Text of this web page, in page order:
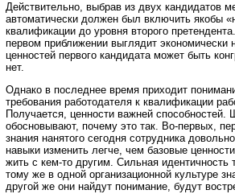
Действительно, выбрав из двух кандидатов
автоматически должен был включить якобы
квалификации до уровня второго
первом приближении выглядит
ценностей первого кандидата может быть
нет.
Однако в последнее время приходит
требования работодателя к квалификации
Получается, ценности важней
обосновывают, почему это так. Во-первых,
знания нанятого сегодня сотрудника
навыки изменить легче, чем базовые
жить с кем-то другим. Сильная
тому же в одной организационной культуре
другой же они найдут понимание, будут